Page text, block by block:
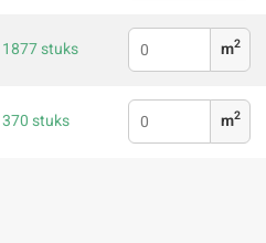
1877 stuks m2
370 stuks m2